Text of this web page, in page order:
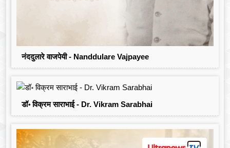
नंददुलारे वाजपेयी - Nanddulare Vajpayee
डॉ॰ विक्रम साराभाई - Dr. Vikram Sarabhai